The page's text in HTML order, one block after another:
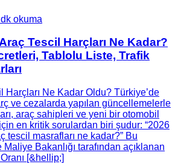
okuma
Tescil Harçları Ne Kadar?
Tablolu Liste, Trafik
Harçları Ne Kadar Oldu? Türkiye’de
ve cezalarda yapılan güncellemelerle
araç sahipleri ve yeni bir otomobil
en kritik sorulardan biri şudur: “2026
tescil masrafları ne kadar?” Bu
Bakanlığı tarafından açıklanan
[&hellip;]